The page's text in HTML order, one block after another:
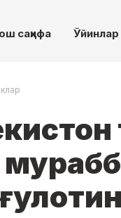
саҳифа Ўйинлар